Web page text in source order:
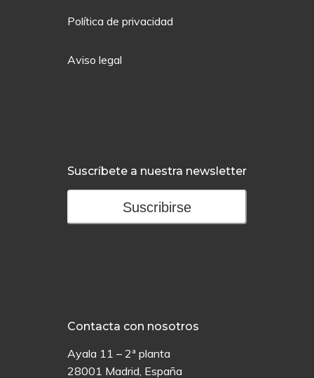
Política de privacidad
Aviso legal
Suscríbete a nuestra newsletter
Suscribirse
Contacta con nosotros
Ayala 11 – 2ª planta
28001 Madrid, España